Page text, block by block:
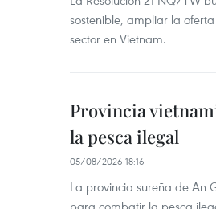
sostenible, ampliar la
sector en Vietnam.
Provincia
la pesca ilegal
05/08/2026 18:16
La provincia sureña de An
para combatir la pesca